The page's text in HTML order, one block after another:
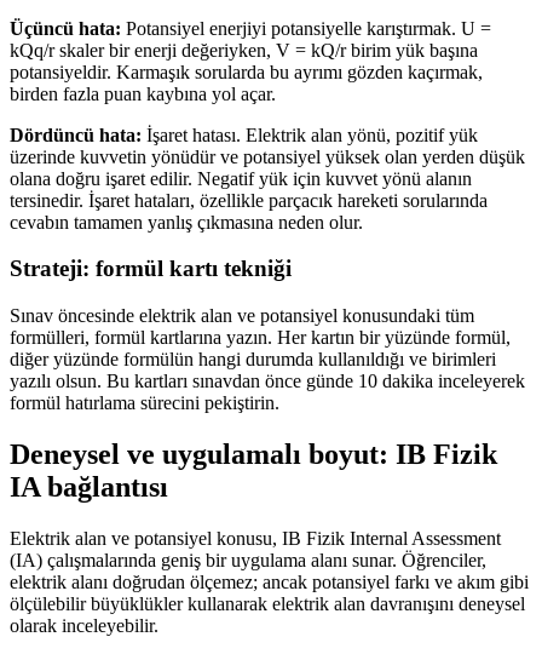
Üçüncü hata: Potansiyel enerjiyi potansiyelle karıştırmak. U =
kQq/r skaler bir enerji değeriyken, V = kQ/r birim yük başına
potansiyeldir. Karmaşık sorularda bu ayrımı gözden kaçırmak,
birden fazla puan kaybına yol açar.
Dördüncü hata: İşaret hatası. Elektrik alan yönü, pozitif yük
üzerinde kuvvetin yönüdür ve potansiyel yüksek olan yerden düşük
olana doğru işaret edilir. Negatif yük için kuvvet yönü alanın
tersinedir. İşaret hataları, özellikle parçacık hareketi sorularında
cevabın tamamen yanlış çıkmasına neden olur.
Strateji: formül kartı tekniği
Sınav öncesinde elektrik alan ve potansiyel konusundaki tüm
formülleri, formül kartlarına yazın. Her kartın bir yüzünde formül,
diğer yüzünde formülün hangi durumda kullanıldığı ve birimleri
yazılı olsun. Bu kartları sınavdan önce günde 10 dakika inceleyerek
formül hatırlama sürecini pekiştirin.
Deneysel ve uygulamalı boyut: IB Fizik
IA bağlantısı
Elektrik alan ve potansiyel konusu, IB Fizik Internal Assessment
(IA) çalışmalarında geniş bir uygulama alanı sunar. Öğrenciler,
elektrik alanı doğrudan ölçemez; ancak potansiyel farkı ve akım gibi
ölçülebilir büyüklükler kullanarak elektrik alan davranışını deneysel
olarak inceleyebilir.